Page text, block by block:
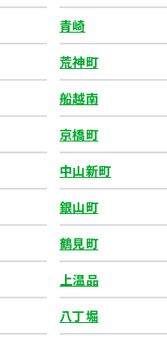
青崎
荒神町
船越南
京橋町
中山新町
銀山町
鶴見町
上温品
八丁堀